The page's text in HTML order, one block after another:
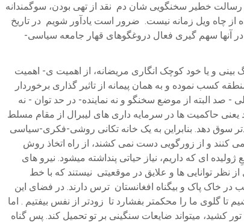
رسالت خطیر سخنگویی شان دم نقد از تهی بودن، سوگمندانه
چاه ویل زمانه نیست. ضرور است یادآور شویم در تاریخ
آنها سهم گیری فعال دروغگوهای قهار جامعه سیاسی-
و یا خود کوچک انگاری مریضانه، از اهمیت ی- اهمیت
کسب نموده و به همان پیمانه از تاثیر گذاری برخوردار
البته از موضع سخنگو و نه نماینده- در حد توان - نه
حاکمیت ها در سرمایه داری های لیبرال از مقام مسلط
سوق دهد. بنابراین به یک خانه تکانی روشی-فکری-سیاسی
کنند و از زورگویی دست نمی کشند، از راه اتخاذ روش
ای که داریم، نیاز حیاتی پنداشته میشود. نیرو های
توانایی ها و علایق در موقعیتی نیستند که با خط
در خاک پاک و بیگناه افغانستان ترس دارند. در فضای این
گلوی ما را محکمتر بفشارد تا زودتر از نفس بیفتیم . اما
کشید، میتواند ضایعات سنگینی بر تو تحمیل کند. پس گناه